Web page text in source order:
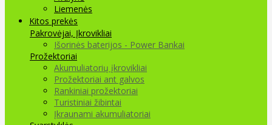
Liemenės
Kitos prekės
Pakrovėjai, Įkrovikliai
Išorinės baterijos - Power Bankai
Prožektoriai
Akumuliatorių įkrovikliai
Prožektoriai ant galvos
Rankiniai prožektoriai
Turistiniai žibintai
Įkraunami akumuliatoriai